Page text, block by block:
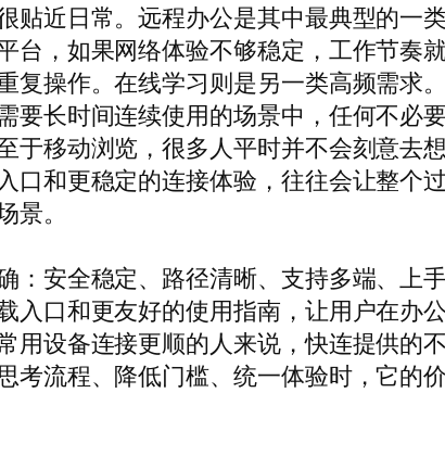
贴近日常。远程办公是其中最典型的一
台，如果网络体验不够稳定，工作节奏
复操作。在线学习则是另一类高频需求
要长时间连续使用的场景中，任何不必
移动浏览，很多人平时并不会刻意去
口和更稳定的连接体验，往往会让整个
。
：安全稳定、路径清晰、支持多端、上
入口和更友好的使用指南，让用户在办
用设备连接更顺的人来说，快连提供的
流程、降低门槛、统一体验时，它的